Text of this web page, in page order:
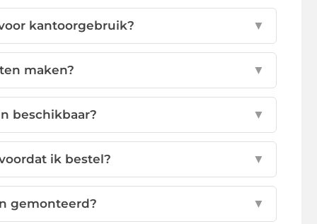
kantoorgebruik? ▼
maken? ▼
beschikbaar? ▼
ik bestel? ▼
gemonteerd? ▼